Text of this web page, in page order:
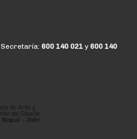
Secretaría: 600 140 021 y 600 140